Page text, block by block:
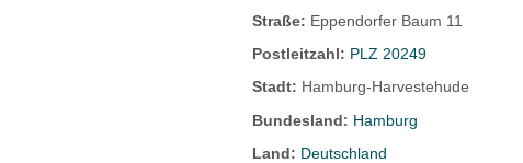
Straße: Eppendorfer Baum 11
Postleitzahl: PLZ 20249
Stadt: Hamburg-Harvestehude
Bundesland: Hamburg
Land: Deutschland